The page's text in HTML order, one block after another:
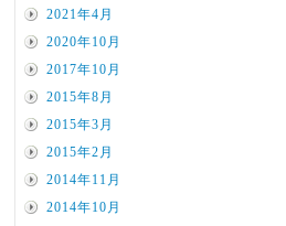
2021年4月
2020年10月
2017年10月
2015年8月
2015年3月
2015年2月
2014年11月
2014年10月